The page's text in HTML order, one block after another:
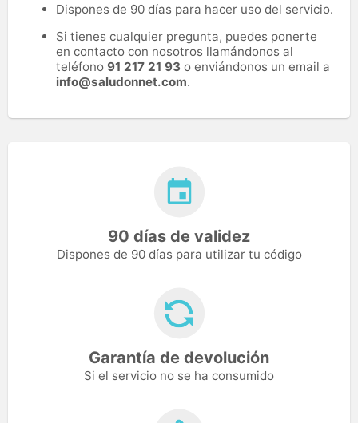
Dispones de 90 días para hacer uso del servicio.
Si tienes cualquier pregunta, puedes ponerte
en contacto con nosotros llamándonos al
teléfono 91 217 21 93 o enviándonos un email a
info@saludonnet.com.
90 días de validez
Dispones de 90 días para utilizar tu código
Garantía de devolución
Si el servicio no se ha consumido